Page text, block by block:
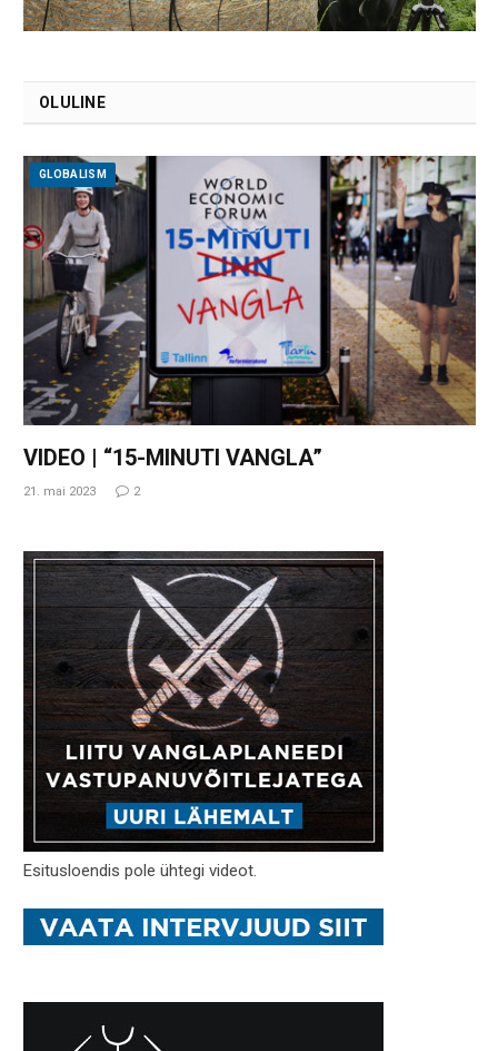
OLULINE
GLOBALISM
VIDEO | “15-MINUTI VANGLA”
21. mai 2023 2
Esitusloendis pole ühtegi videot.